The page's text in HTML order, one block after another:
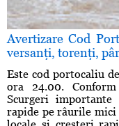
Avertizare Cod
versanţi, torenţi,
Este cod portocaliu
ora 24.00.
Scurgeri
rapide pe râurile mici